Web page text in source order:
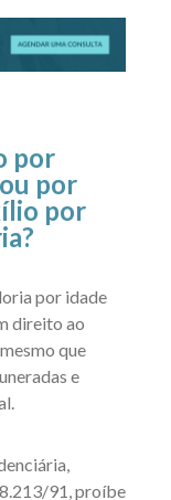
por
por
por
por idade
direito ao
que
e
91, proíbe